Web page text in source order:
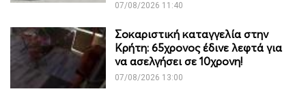
07/08/2026 11:40
Σοκαριστική καταγγελία στην
Κρήτη: 65χρονος έδινε λεφτά για
να ασελγήσει σε 10χρονη!
07/08/2026 13:00